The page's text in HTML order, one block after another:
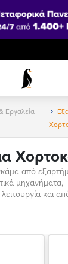
Εργαλεία
από
μηχανήματα,
και